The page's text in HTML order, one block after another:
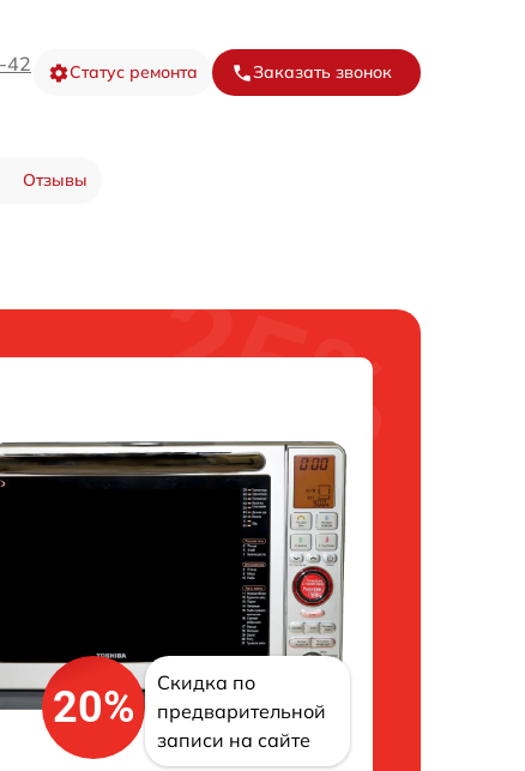
42 Статус ремонта Заказать звонок
Отзывы
20%
Скидка по
предварительной
записи на сайте